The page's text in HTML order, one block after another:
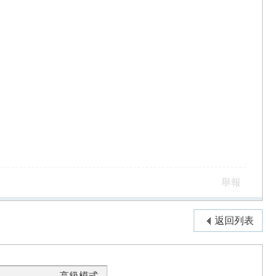
舉報
返回列表